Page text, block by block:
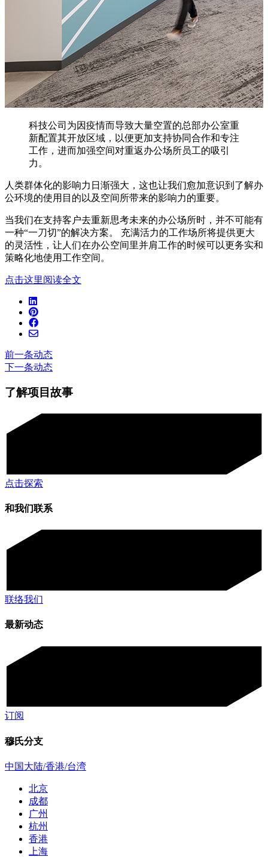
科技公司为因疫情而导致大量空置的总部办公室重
新配置其开放区域，以便更加支持协同合作和专注
工作，进而加强空间对重返办公场所员工的吸引
力。
人类群体化的影响力日渐强大，这也让我们愈加意识到了解办
公环境的使用目的以及空间所带来的影响力的重要。
当我们在支持客户去重新思考未来的办公场所时，并不可能有
一种“一刀切”的解决方案。 充满活力的工作场所将提供更大
的灵活性，让人们在办公空间里并肩工作的时候可以更务实和
策略化地使用工作空间。
点击这里阅读全文
前一条动态
下一条动态
了解项目故事
点击探索
和我们联系
联络我们
最新动态
订阅
穆氏分支
中国大陆/香港/台湾
北京
成都
广州
杭州
香港
上海